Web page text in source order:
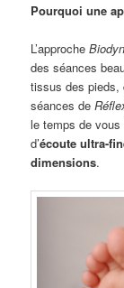
Pourquoi une
L’approche
des séances
tissus des pieds,
séances de
le temps de vous
d’écoute ultra-
dimensions.